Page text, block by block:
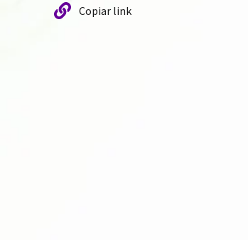
Copiar link